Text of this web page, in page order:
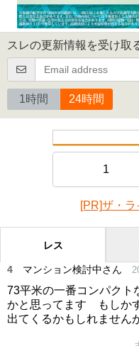
スレの更新情報を受け取
1時間 24時間
1
[PR]ザ・
レス
4 マンション検討中さん
73平米の一番コンパクト
かと思ってます もしか
出てくるかもしれません